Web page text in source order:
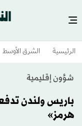
الرئيسية الشرق الأوسط​
شؤون إقليمية
باريس ولندن
هرمز»